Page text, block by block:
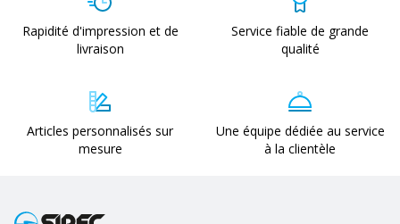
Rapidité d'impression et de
livraison
Service fiable de grande
qualité
Articles personnalisés sur
mesure
Une équipe dédiée au service
à la clientèle